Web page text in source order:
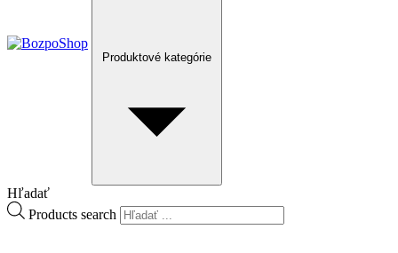
Produktové kategórie
Hľadať
Products search